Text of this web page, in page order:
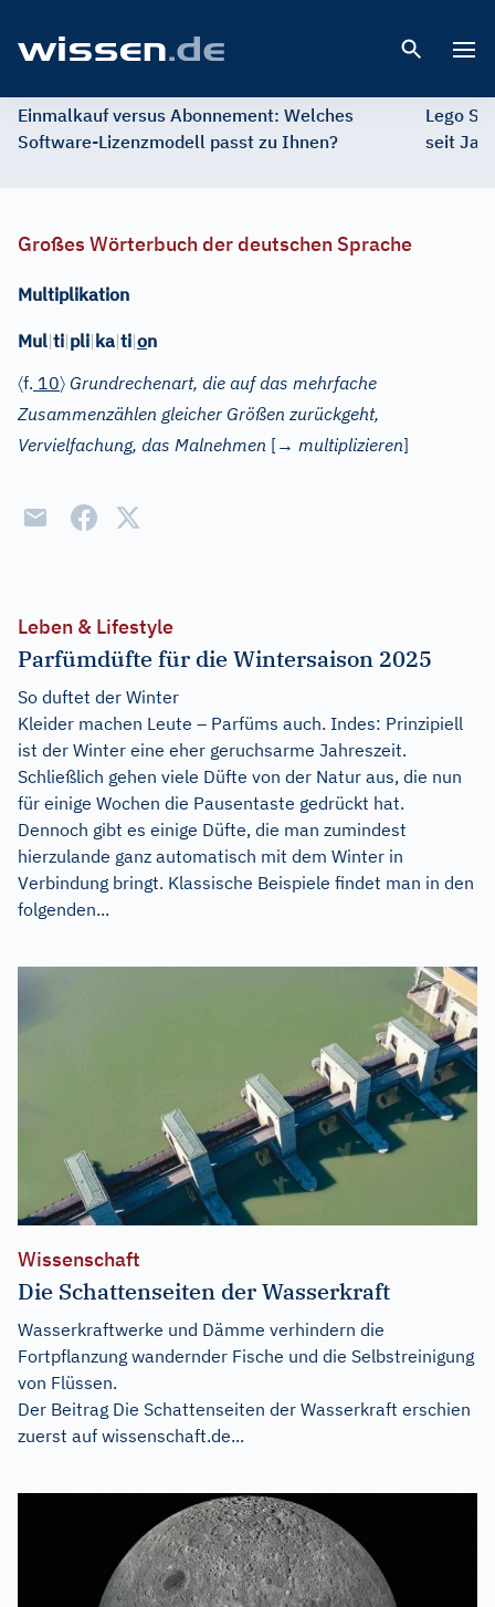
Einmalkauf versus Abonnement: Welches
Software-Lizenzmodell passt zu Ihnen?
Lego
seit
Großes Wörterbuch der deutschen Sprache
Multiplikation
Mul|ti|pli|ka|ti|on
〈f. 10〉 Grundrechenart, die auf das mehrfache
Zusammenzählen gleicher Größen zurückgeht,
Vervielfachung, das Malnehmen [→ multiplizieren]
Leben & Lifestyle
Parfümdüfte für die Wintersaison 2025
So duftet der Winter
Kleider machen Leute – Parfüms auch. Indes: Prinzipiell
ist der Winter eine eher geruchsarme Jahreszeit.
Schließlich gehen viele Düfte von der Natur aus, die nun
für einige Wochen die Pausentaste gedrückt hat.
Dennoch gibt es einige Düfte, die man zumindest
hierzulande ganz automatisch mit dem Winter in
Verbindung bringt. Klassische Beispiele findet man in den
folgenden...
Wissenschaft
Die Schattenseiten der Wasserkraft
Wasserkraftwerke und Dämme verhindern die
Fortpflanzung wandernder Fische und die Selbstreinigung
von Flüssen.
Der Beitrag Die Schattenseiten der Wasserkraft erschien
zuerst auf wissenschaft.de...